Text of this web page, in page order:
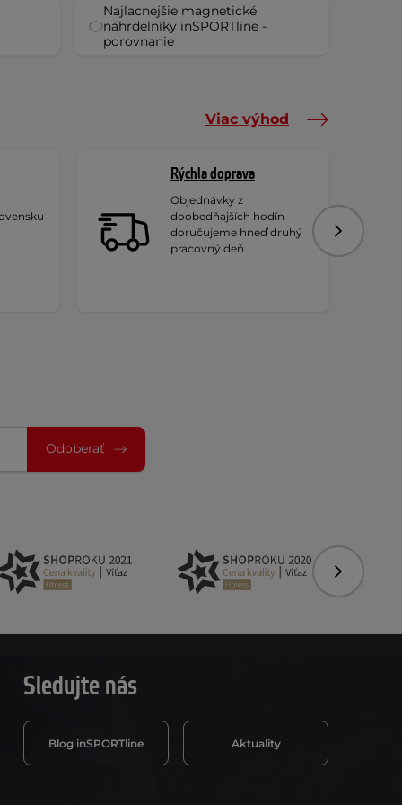
Najlacnejšie magnetické
náhrdelníky inSPORTline -
porovnanie
Viac výhod
Rýchla doprava
Objednávky z
doobedňajších hodín
doručujeme hneď druhý
pracovný deň.
Odoberať
Sledujte nás
Blog inSPORTline Aktuality